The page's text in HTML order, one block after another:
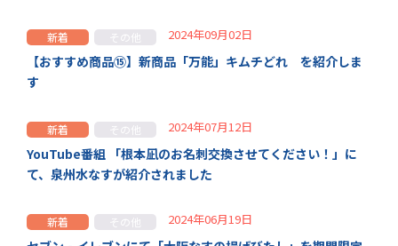
新着 その他 2024年09月02日
【おすすめ商品⑮】新商品「万能」キムチどれ を紹介しま
す
新着 その他 2024年07月12日
YouTube番組 「根本凪のお名刺交換させてください！」に
て、泉州水なすが紹介されました
新着 その他 2024年06月19日